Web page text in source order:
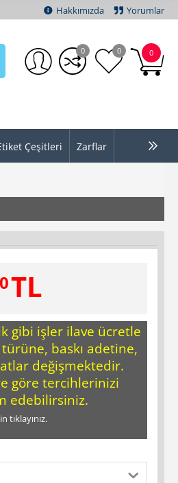
Hakkımızda Yorumlar
0
0 0
Çeşitleri Zarflar
TL
gibi işler ilave ücretle
türüne, baskı adetine,
değişmektedir.
göre tercihlerinizi
edebilirsiniz.
tıklayınız.